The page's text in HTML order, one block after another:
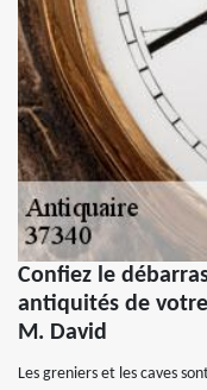
Confiez le
antiquités de
M. David
Les greniers et les caves